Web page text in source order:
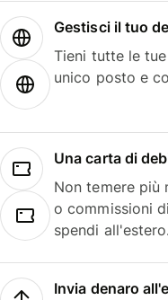
Gestisci il tuo
Tieni tutte le
unico posto e
Una carta di
Non temere più
o commissioni
spendi all'estero.
Invia denaro